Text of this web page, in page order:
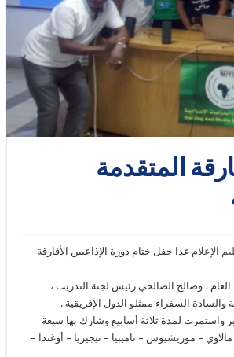
المتقدمة
الإعلام غدا حفل ختام دورة الإذاعيين الأفارقة
، وصالح الصالحي رئيس لجنة التدريب ،
السفراء ممثلو الدول الإفريقية .
واستمرت لمدة ثلاثة أسابيع وشارك بها سبعة
– موريشيوس – ناميبيا – نيجيريا – أوغندا –